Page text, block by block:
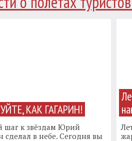
КАК ГАГАРИН!
шаг к звёздам Юрий
сделал в небе. Сегодня вы